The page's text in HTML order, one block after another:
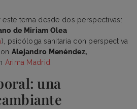
tema desde dos perspectivas:
de Miriam Olea
), psicóloga sanitaria con perspectiva
Alejandro Menéndez,
Arima Madrid
una